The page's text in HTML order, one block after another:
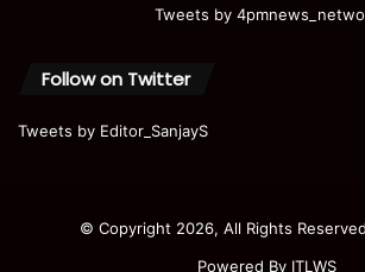
Tweets by
Follow on Twitter
Tweets by Editor_SanjayS
© Copyright 2026, All Rights
Powered By ITLWS